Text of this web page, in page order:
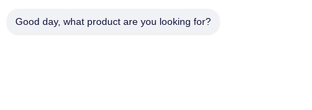
Good day, what product are you looking for?